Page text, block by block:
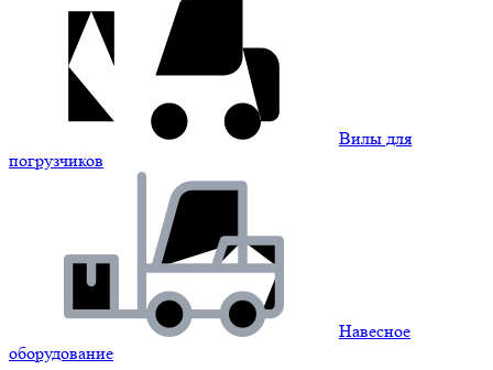
Вилы для
погрузчиков
Навесное
оборудование